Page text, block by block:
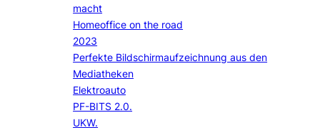
macht
Homeoffice on the road
2023
Perfekte Bildschirmaufzeichnung aus den
Mediatheken
Elektroauto
PF-BITS 2.0.
UKW.